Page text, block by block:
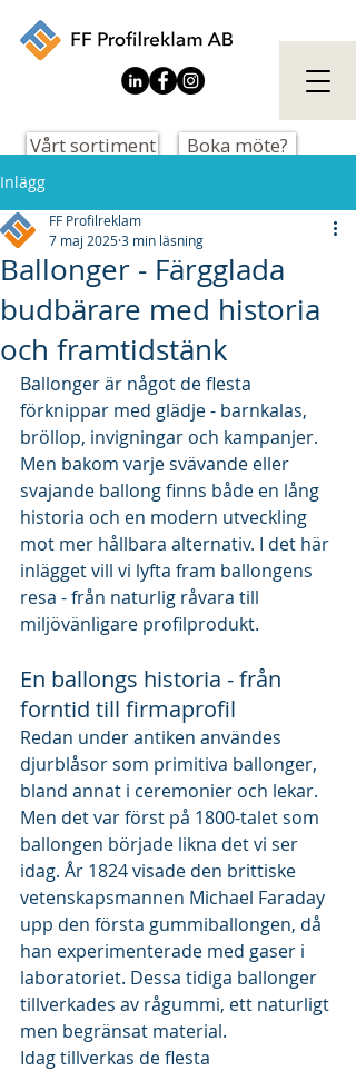
Vårt sortiment Boka möte?
Inlägg
Ballonger - Färgglada
budbärare med historia
och framtidstänk
FF Profilreklam
7 maj 20253 min läsning
Ballonger är något de flesta
förknippar med glädje - barnkalas,
bröllop, invigningar och kampanjer.
Men bakom varje svävande eller
svajande ballong finns både en lång
historia och en modern utveckling
mot mer hållbara alternativ. I det här
inlägget vill vi lyfta fram ballongens
resa - från naturlig råvara till
miljövänligare profilprodukt.
En ballongs historia - från
forntid till firmaprofil
Redan under antiken användes
djurblåsor som primitiva ballonger,
bland annat i ceremonier och lekar.
Men det var först på 1800-talet som
ballongen började likna det vi ser
idag. År 1824 visade den brittiske
vetenskapsmannen Michael Faraday
upp den första gummiballongen, då
han experimenterade med gaser i
laboratoriet. Dessa tidiga ballonger
tillverkades av rågummi, ett naturligt
men begränsat material.
Idag tillverkas de flesta